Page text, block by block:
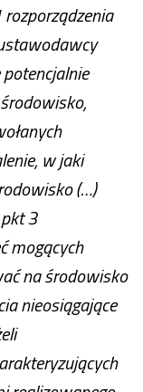
w jaki
(…)
3
mogących
na środowisko
nieosiągające